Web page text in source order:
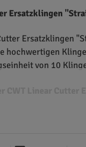
Ersatzklingen
Ersatzklingen
hochwertigen
von 10
(VE): 10